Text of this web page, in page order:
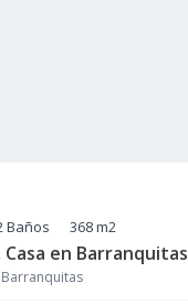
Baños 368 m2
Casa en Barranquitas
Barranquitas